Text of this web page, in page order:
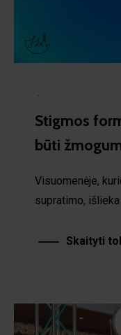
·
Stigmos
būti
Visuomenėje,
supratimo, išlieka
Skaityti